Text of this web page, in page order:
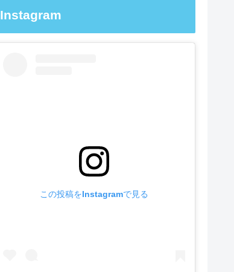
Instagram
この投稿をInstagramで見る